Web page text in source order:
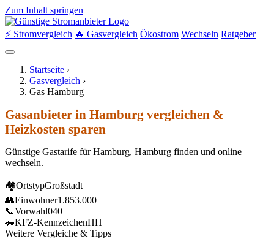
Zum Inhalt springen
⚡ Stromvergleich 🔥 Gasvergleich Ökostrom Wechseln Ratgeber
Startseite ›
Gasvergleich ›
Gas Hamburg
Gasanbieter in Hamburg vergleichen &
Heizkosten sparen
Günstige Gastarife für Hamburg, Hamburg finden und online
wechseln.
🏘OrtstypGroßstadt
👥Einwohner1.853.000
📞Vorwahl040
🚗KFZ-KennzeichenHH
Weitere Vergleiche & Tipps